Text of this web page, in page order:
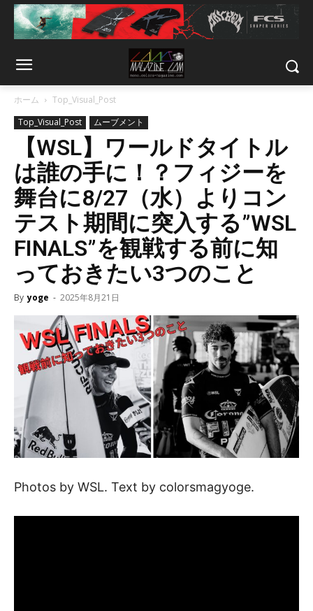
ホーム
Top_Visual_Post
Top_Visual_Post
ムーブメント
【WSL】ワールドタイトル
は誰の手に！？フィジーを
舞台に8/27（水）よりコン
テスト期間に突入する”WSL
FINALS”を観戦する前に知
っておきたい3つのこと
By yoge - 2025年8月21日
Photos by WSL. Text by colorsmagyoge.